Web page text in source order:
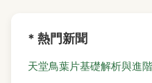
* 熱門新聞
天堂鳥葉片基礎解析與進